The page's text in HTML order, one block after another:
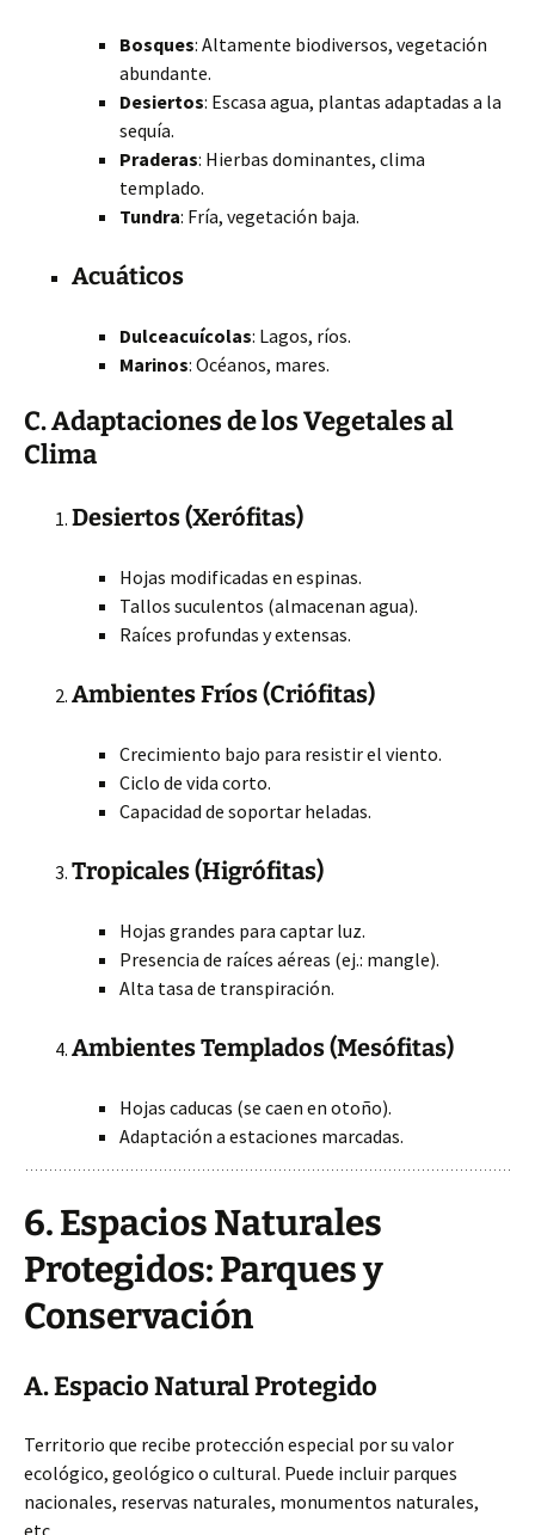
Bosques: Altamente biodiversos, vegetación
abundante.
Desiertos: Escasa agua, plantas adaptadas a la
sequía.
Praderas: Hierbas dominantes, clima
templado.
Tundra: Fría, vegetación baja.
Acuáticos
Dulceacuícolas: Lagos, ríos.
Marinos: Océanos, mares.
C. Adaptaciones de los Vegetales al
Clima
Desiertos (Xerófitas)
Hojas modificadas en espinas.
Tallos suculentos (almacenan agua).
Raíces profundas y extensas.
Ambientes Fríos (Criófitas)
Crecimiento bajo para resistir el viento.
Ciclo de vida corto.
Capacidad de soportar heladas.
Tropicales (Higrófitas)
Hojas grandes para captar luz.
Presencia de raíces aéreas (ej.: mangle).
Alta tasa de transpiración.
Ambientes Templados (Mesófitas)
Hojas caducas (se caen en otoño).
Adaptación a estaciones marcadas.
6. Espacios Naturales
Protegidos: Parques y
Conservación
A. Espacio Natural Protegido
Territorio que recibe protección especial por su valor
ecológico, geológico o cultural. Puede incluir parques
nacionales, reservas naturales, monumentos naturales,
etc.